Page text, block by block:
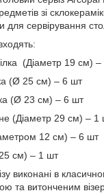
зі
для сервірування
(Діаметр 19 см)
(Ø 25 см) – 6 шт
(Ø 23 см) – 6 шт
(Діаметр 29 см) – 1
12 см) – 6 шт
см) – 1 шт
виконані в
та витонченим